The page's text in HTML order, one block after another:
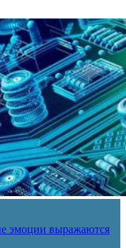
эмоции выражаются